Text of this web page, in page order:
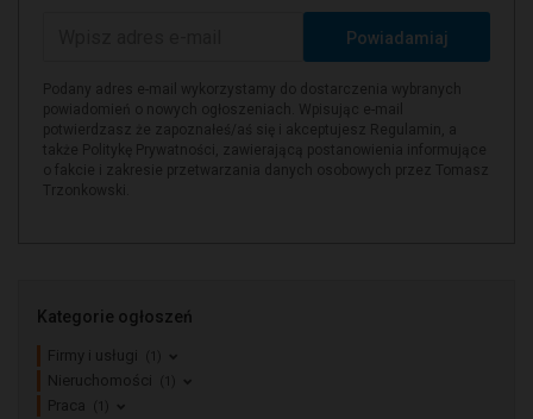
Powiadamiaj
Kategorie ogłoszeń
Firmy i usługi (1)
Nieruchomości (1)
Praca (1)